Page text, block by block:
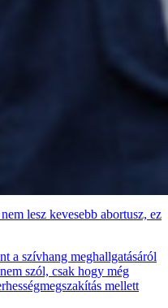
lesz kevesebb abortusz, ez
a szívhang meghallgatásáról
szól, csak hogy még
mellett